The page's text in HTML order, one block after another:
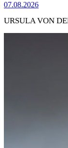
07.08.2026
URSULA VON